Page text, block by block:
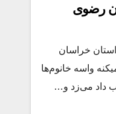
رضوی
استان خراسان
واسه خانوم‌ها
داد می‌زد و…